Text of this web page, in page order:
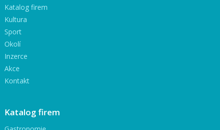
Katalog firem
Kultura
Sport
Okolí
Inzerce
Akce
Kontakt
Katalog firem